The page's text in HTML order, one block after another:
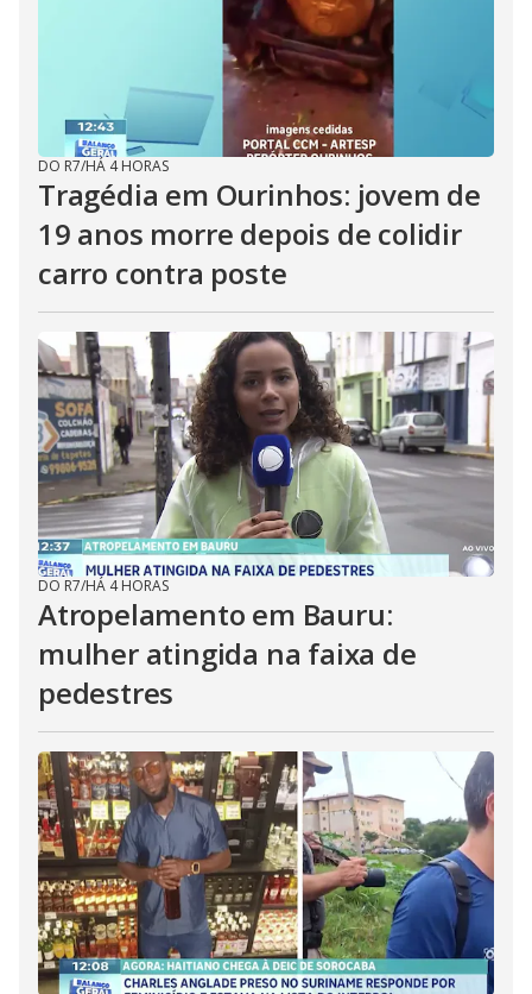
DO R7/HÁ 4 HORAS
Tragédia em Ourinhos: jovem de
19 anos morre depois de colidir
carro contra poste
DO R7/HÁ 4 HORAS
Atropelamento em Bauru:
mulher atingida na faixa de
pedestres